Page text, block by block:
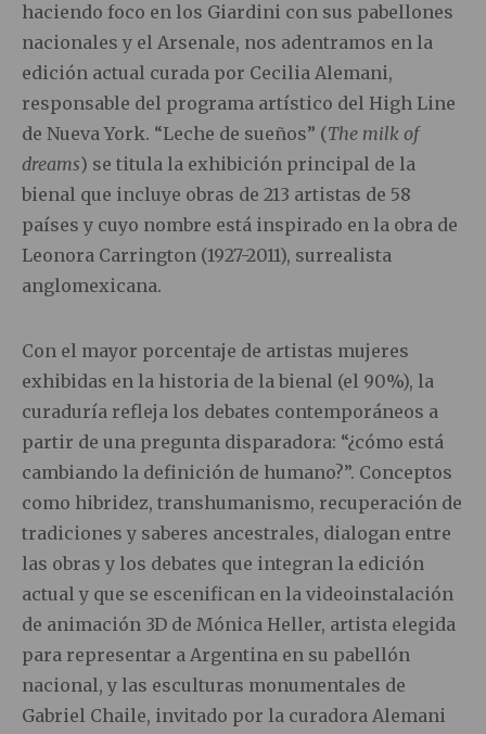
haciendo foco en los Giardini con sus pabellones
nacionales y el Arsenale, nos adentramos en la
edición actual curada por Cecilia Alemani,
responsable del programa artístico del High Line
de Nueva York. “Leche de sueños” (The milk of
dreams) se titula la exhibición principal de la
bienal que incluye obras de 213 artistas de 58
países y cuyo nombre está inspirado en la obra de
Leonora Carrington (1927-2011), surrealista
anglomexicana.
Con el mayor porcentaje de artistas mujeres
exhibidas en la historia de la bienal (el 90%), la
curaduría refleja los debates contemporáneos a
partir de una pregunta disparadora: “¿cómo está
cambiando la definición de humano?”. Conceptos
como hibridez, transhumanismo, recuperación de
tradiciones y saberes ancestrales, dialogan entre
las obras y los debates que integran la edición
actual y que se escenifican en la videoinstalación
de animación 3D de Mónica Heller, artista elegida
para representar a Argentina en su pabellón
nacional, y las esculturas monumentales de
Gabriel Chaile, invitado por la curadora Alemani